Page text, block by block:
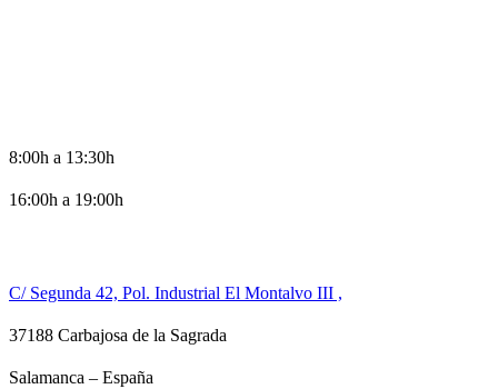
8:00h a 13:30h
16:00h a 19:00h
C/ Segunda 42, Pol. Industrial El Montalvo III ,
37188 Carbajosa de la Sagrada
Salamanca – España